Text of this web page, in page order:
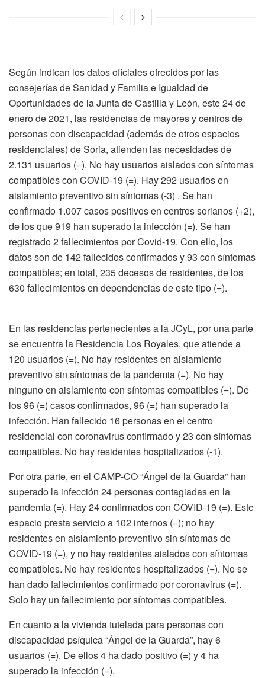
Según indican los datos oficiales ofrecidos por las
consejerías de Sanidad y Familia e Igualdad de
Oportunidades de la Junta de Castilla y León, este 24 de
enero de 2021, las residencias de mayores y centros de
personas con discapacidad (además de otros espacios
residenciales) de Soria, atienden las necesidades de
2.131 usuarios (=). No hay usuarios aislados con síntomas
compatibles con COVID-19 (=). Hay 292 usuarios en
aislamiento preventivo sin síntomas (-3) . Se han
confirmado 1.007 casos positivos en centros sorianos (+2),
de los que 919 han superado la infección (=). Se han
registrado 2 fallecimientos por Covid-19. Con ello, los
datos son de 142 fallecidos confirmados y 93 con síntomas
compatibles; en total, 235 decesos de residentes, de los
630 fallecimientos en dependencias de este tipo (=).
En las residencias pertenecientes a la JCyL, por una parte
se encuentra la Residencia Los Royales, que atiende a
120 usuarios (=). No hay residentes en aislamiento
preventivo sin síntomas de la pandemia (=). No hay
ninguno en aislamiento con síntomas compatibles (=). De
los 96 (=) casos confirmados, 96 (=) han superado la
infección. Han fallecido 16 personas en el centro
residencial con coronavirus confirmado y 23 con síntomas
compatibles. No hay residentes hospitalizados (-1).
Por otra parte, en el CAMP-CO “Ángel de la Guarda” han
superado la infección 24 personas contagiadas en la
pandemia (=). Hay 24 confirmados con COVID-19 (=). Este
espacio presta servicio a 102 internos (=); no hay
residentes en aislamiento preventivo sin síntomas de
COVID-19 (=), y no hay residentes aislados con síntomas
compatibles. No hay residentes hospitalizados (=). No se
han dado fallecimientos confirmado por coronavirus (=).
Solo hay un fallecimiento por síntomas compatibles.
En cuanto a la vivienda tutelada para personas con
discapacidad psíquica “Ángel de la Guarda”, hay 6
usuarios (=). De ellos 4 ha dado positivo (=) y 4 ha
superado la infección (=).